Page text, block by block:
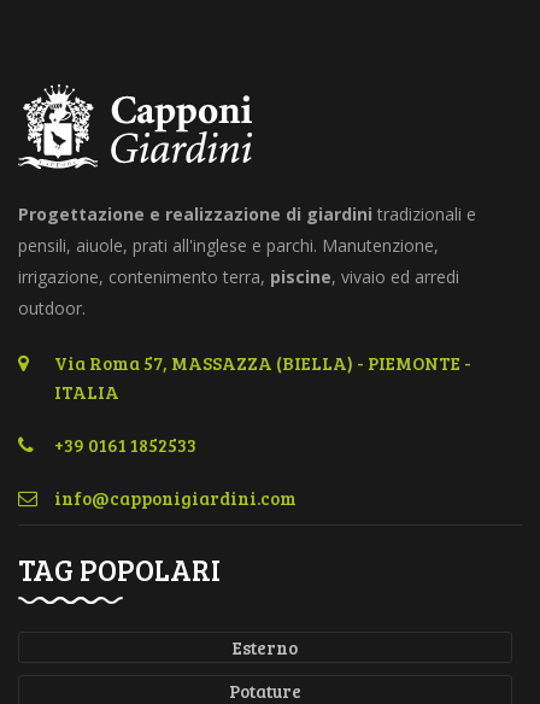
Progettazione e realizzazione di giardini tradizionali e
pensili, aiuole, prati all'inglese e parchi. Manutenzione,
irrigazione, contenimento terra, piscine, vivaio ed arredi
outdoor.
Via Roma 57, MASSAZZA (BIELLA) - PIEMONTE -
ITALIA
+39 0161 1852533
TAG POPOLARI
Esterno
Potature